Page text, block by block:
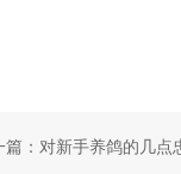
： 对新手养鸽的几点